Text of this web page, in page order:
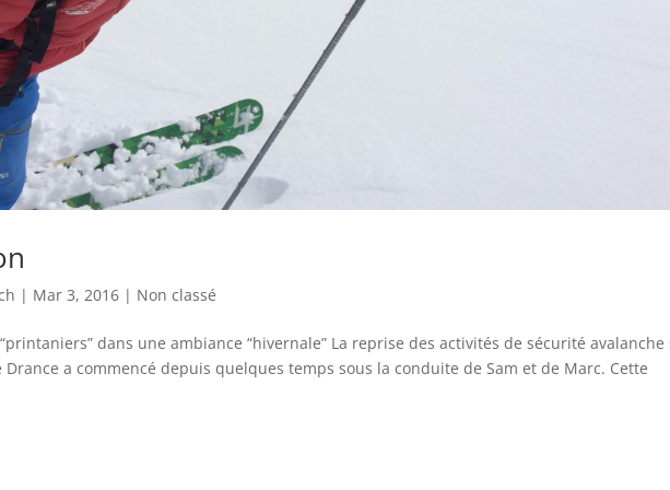
| Mar 3, 2016 | Non classé
dans une ambiance “hivernale” La reprise des activités de sécurité avalanche
a commencé depuis quelques temps sous la conduite de Sam et de Marc. Cette